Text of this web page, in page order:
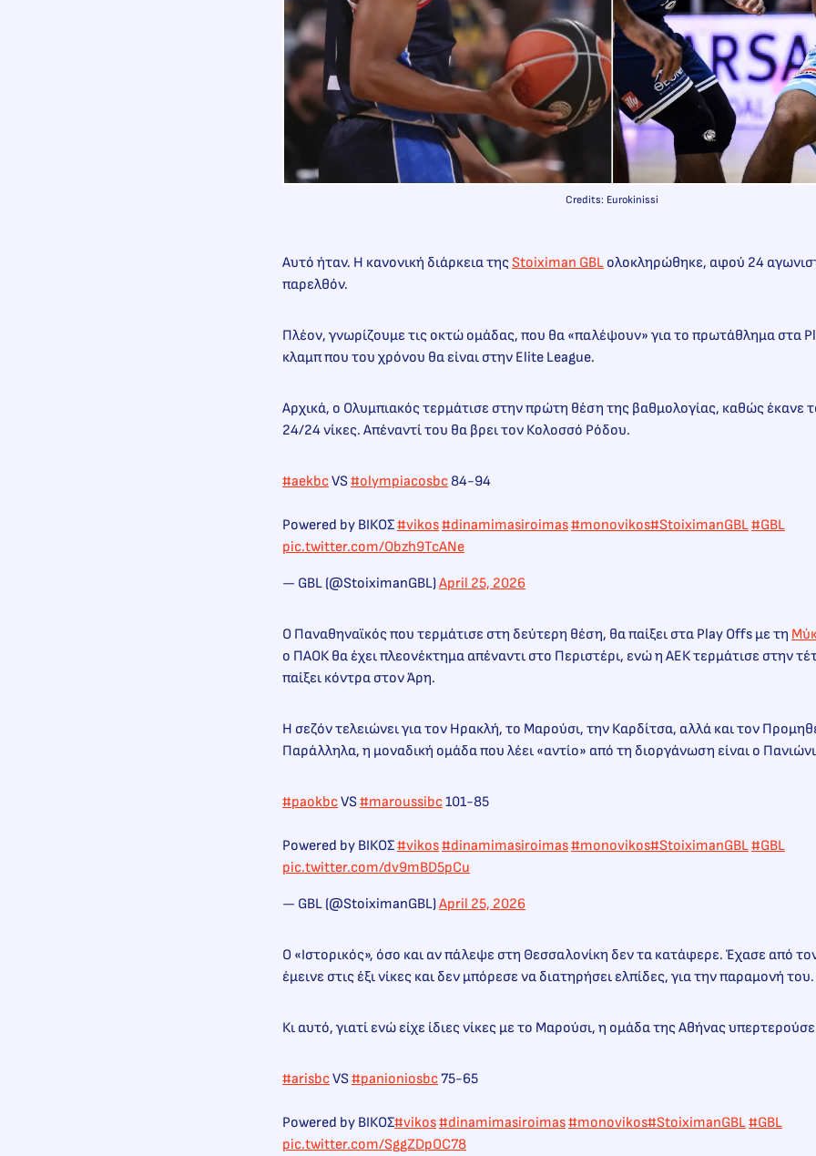
Credits: Eurokinissi
Αυτό ήταν. Η κανονική διάρκεια της Stoiximan GBL ολοκληρώθηκε, αφού 24
παρελθόν.
Πλέον, γνωρίζουμε τις οκτώ ομάδας, που θα «παλέψουν» για το πρωτάθλημα στα
κλαμπ που του χρόνου θα είναι στην Elite League.
Αρχικά, ο Ολυμπιακός τερμάτισε στην πρώτη θέση της βαθμολογίας, καθώς έκανε
24/24 νίκες. Απέναντί του θα βρει τον Κολοσσό Ρόδου.
#aekbcVS#olympiacosbc 84-94
Powered by ΒΙΚΟΣ#vikos#dinamimasiroimas#monovikos#StoiximanGBL#GBL
pic.twitter.com/Obzh9TcANe
— GBL (@StoiximanGBL)April 25, 2026
Ο Παναθηναϊκός που τερμάτισε στη δεύτερη θέση, θα παίξει στα Play Offs με τη
ο ΠΑΟΚ θα έχει πλεονέκτημα απέναντι στο Περιστέρι, ενώ η ΑΕΚ τερμάτισε στην
παίξει κόντρα στον Άρη.
Η σεζόν τελειώνει για τον Ηρακλή, το Μαρούσι, την Καρδίτσα, αλλά και τον
Παράλληλα, η μοναδική ομάδα που λέει «αντίο» από τη διοργάνωση είναι ο
#paokbcVS#maroussibc101-85
Powered by ΒΙΚΟΣ#vikos#dinamimasiroimas#monovikos#StoiximanGBL#GBL
pic.twitter.com/dv9mBD5pCu
— GBL (@StoiximanGBL)April 25, 2026
Ο «Ιστορικός», όσο και αν πάλεψε στη Θεσσαλονίκη δεν τα κατάφερε. Έχασε από
έμεινε στις έξι νίκες και δεν μπόρεσε να διατηρήσει ελπίδες, για την παραμονή του.
Κι αυτό, γιατί ενώ είχε ίδιες νίκες με το Μαρούσι, η ομάδα της Αθήνας
#arisbcVS#panioniosbc75-65
Powered by ΒΙΚΟΣ#vikos#dinamimasiroimas#monovikos#StoiximanGBL#GBL
pic.twitter.com/SggZDpOC78